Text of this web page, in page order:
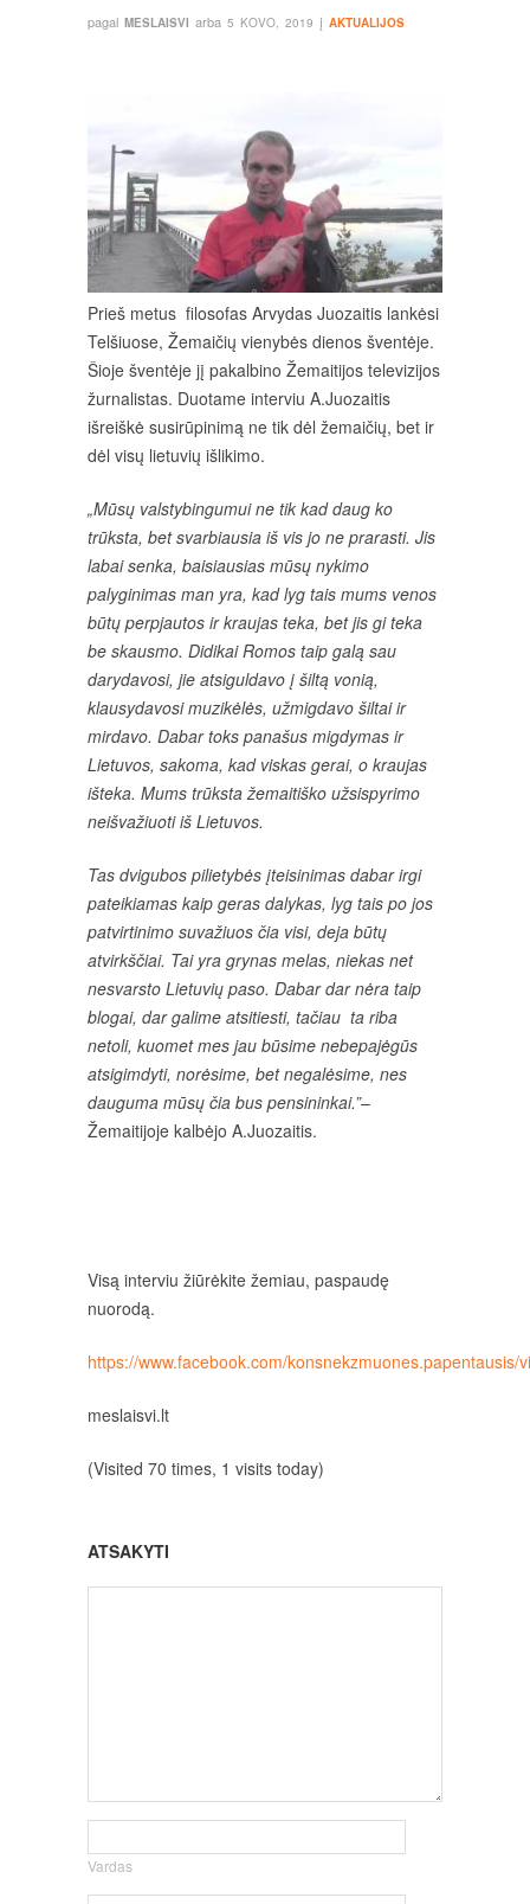
pagal MESLAISVI arba 5 KOVO, 2019 į AKTUALIJOS
Prieš metus filosofas Arvydas Juozaitis lankėsi
Telšiuose, Žemaičių vienybės dienos šventėje.
Šioje šventėje jį pakalbino Žemaitijos televizijos
žurnalistas. Duotame interviu A.Juozaitis
išreiškė susirūpinimą ne tik dėl žemaičių, bet ir
dėl visų lietuvių išlikimo.
„Mūsų valstybingumui ne tik kad daug ko
trūksta, bet svarbiausia iš vis jo ne prarasti. Jis
labai senka, baisiausias mūsų nykimo
palyginimas man yra, kad lyg tais mums venos
būtų perpjautos ir kraujas teka, bet jis gi teka
be skausmo. Didikai Romos taip galą sau
darydavosi, jie atsiguldavo į šiltą vonią,
klausydavosi muzikėlės, užmigdavo šiltai ir
mirdavo. Dabar toks panašus migdymas ir
Lietuvos, sakoma, kad viskas gerai, o kraujas
išteka. Mums trūksta žemaitiško užsispyrimo
neišvažiuoti iš Lietuvos.
Tas dvigubos pilietybės įteisinimas dabar irgi
pateikiamas kaip geras dalykas, lyg tais po jos
patvirtinimo suvažiuos čia visi, deja būtų
atvirkščiai. Tai yra grynas melas, niekas net
nesvarsto Lietuvių paso. Dabar dar nėra taip
blogai, dar galime atsitiesti, tačiau ta riba
netoli, kuomet mes jau būsime nebepajėgūs
atsigimdyti, norėsime, bet negalėsime, nes
dauguma mūsų čia bus pensininkai.”–
Žemaitijoje kalbėjo A.Juozaitis.
Visą interviu žiūrėkite žemiau, paspaudę
nuorodą.
https://www.facebook.com/konsnekzmuones.papentausis/
meslaisvi.lt
(Visited 70 times, 1 visits today)
ATSAKYTI
Vardas